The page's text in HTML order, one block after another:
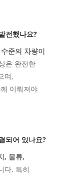
전했나요?
준의 차량이
은 완전한
며,
이뤄져야
되어 있나요?
, 물류,
다. 특히